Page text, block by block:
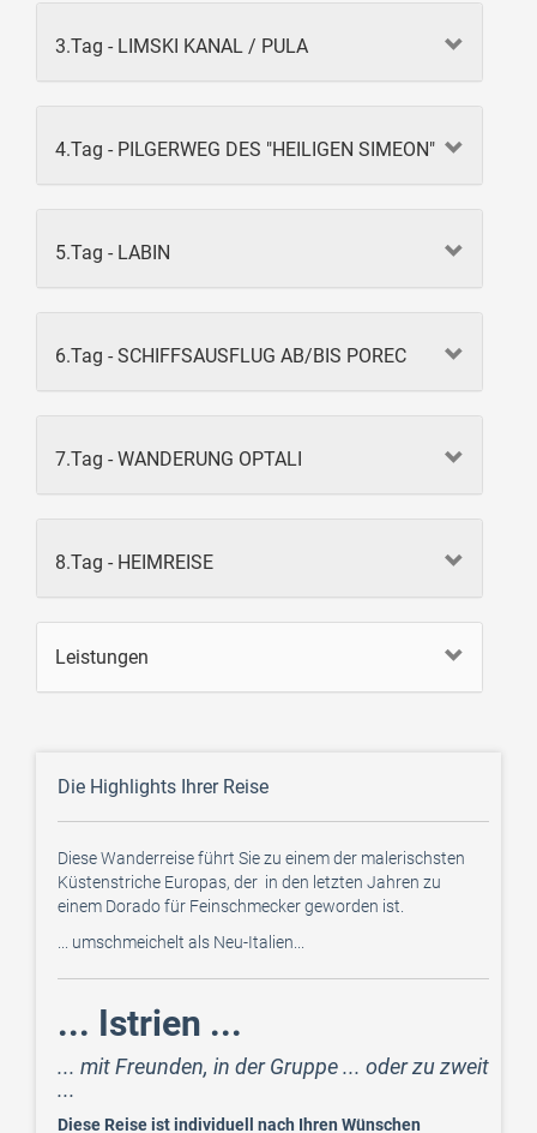
3.Tag - LIMSKI KANAL / PULA
4.Tag - PILGERWEG DES "HEILIGEN SIMEON"
5.Tag - LABIN
6.Tag - SCHIFFSAUSFLUG AB/BIS POREC
7.Tag - WANDERUNG OPTALI
8.Tag - HEIMREISE
Leistungen
Die Highlights Ihrer Reise
Diese Wanderreise führt Sie zu einem der malerischsten
Küstenstriche Europas, der in den letzten Jahren zu
einem Dorado für Feinschmecker geworden ist.
... umschmeichelt als Neu-Italien...
... Istrien ...
... mit Freunden, in der Gruppe ... oder zu zweit
...
Diese Reise ist individuell nach Ihren Wünschen